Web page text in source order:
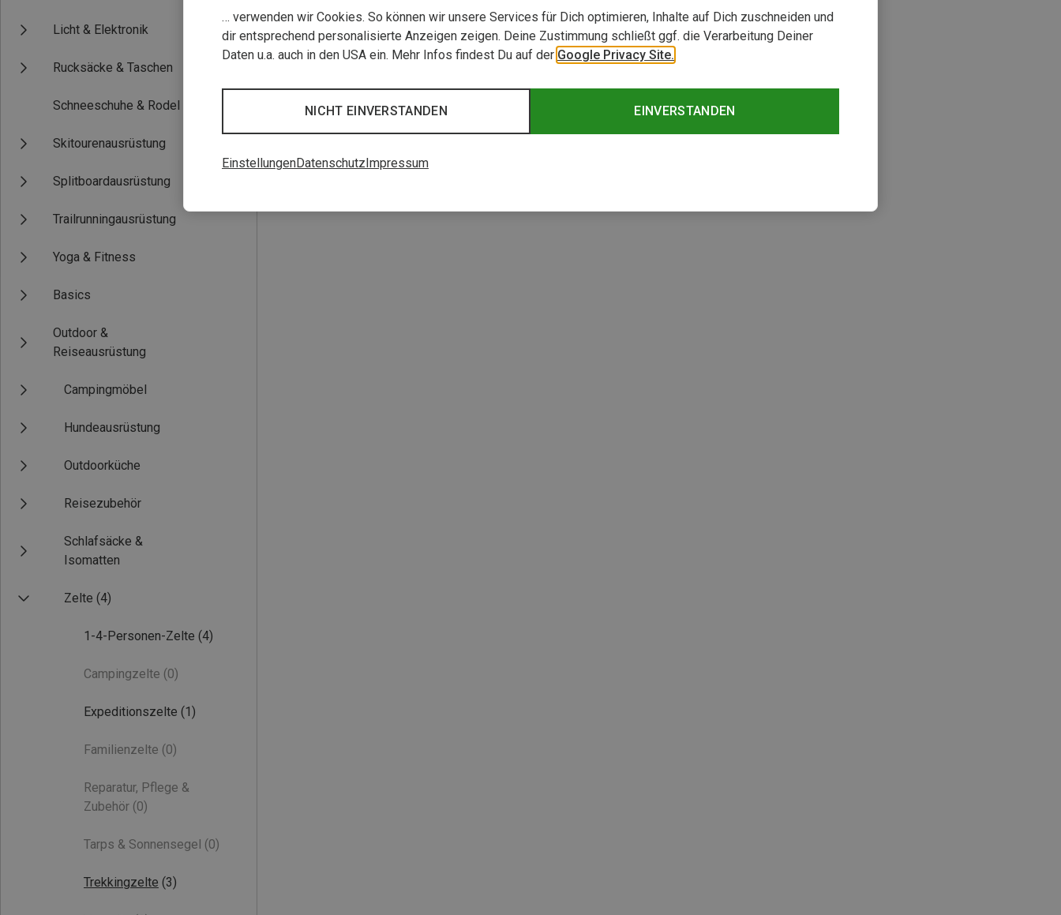
Licht & Elektronik
Rucksäcke & Taschen
Schneeschuhe & Rodel
Skitourenausrüstung
Splitboardausrüstung
Trailrunningausrüstung
Yoga & Fitness
Basics
Outdoor &
Reiseausrüstung
Campingmöbel
Hundeausrüstung
Outdoorküche
Reisezubehör
Schlafsäcke &
Isomatten
Zelte (4)
1-4-Personen-Zelte (4)
Campingzelte (0)
Expeditionszelte (1)
Familienzelte (0)
Reparatur, Pflege &
Zubehör (0)
Tarps & Sonnensegel (0)
Trekkingzelte (3)
3 von 3 Artikel angesehen
… verwenden wir Cookies. So können wir unsere Services für Dich optimieren, Inhalte auf Dich zuschneiden und
dir entsprechend personalisierte Anzeigen zeigen. Deine Zustimmung schließt ggf. die Verarbeitung Deiner
Daten u.a. auch in den USA ein. Mehr Infos findest Du auf der Google Privacy Site.
EINVERSTANDEN
NICHT EINVERSTANDEN
EinstellungenDatenschutzImpressum